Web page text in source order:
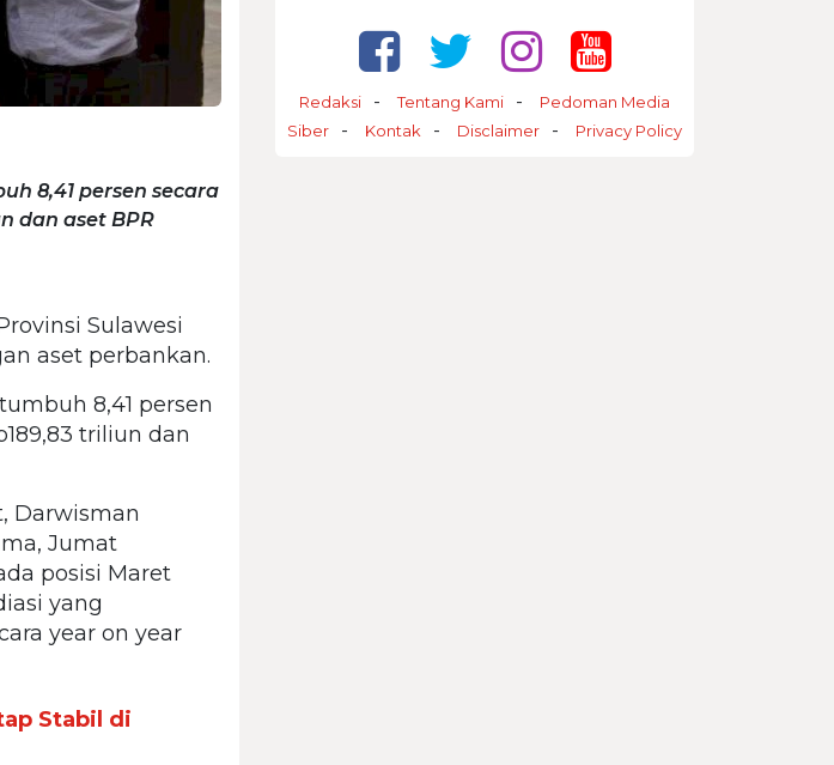
8,41 persen secara
dan aset BPR
Sulawesi
aset perbankan.
8,41 persen
triliun dan
Darwisman
Jumat
posisi Maret
yang
year on year
Stabil di
Redaksi Tentang Kami
Pedoman Media
Siber
Kontak Disclaimer Privacy Policy